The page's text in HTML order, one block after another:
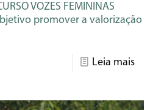
VOZES FEMININAS
promover a valorização
Leia mais